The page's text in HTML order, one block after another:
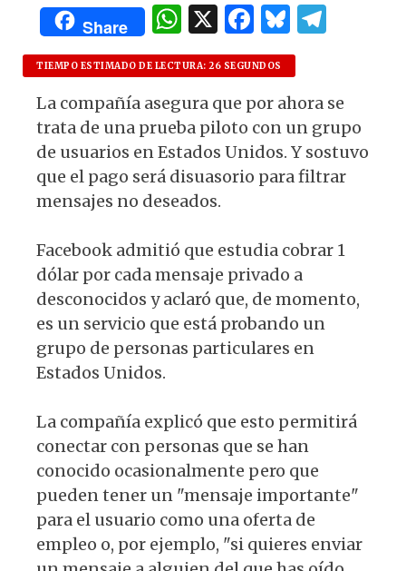
Share
W
h
at
s
A
p
p
X F
a
c
e
b
o
o
B
lu
es
k
y
g
ra
m
TIEMPO ESTIMADO DE LECTURA: 26 SEGUNDOS
La compañía asegura que por ahora se
trata de una prueba piloto con un grupo
de usuarios en Estados Unidos. Y sostuvo
que el pago será disuasorio para filtrar
mensajes no deseados.
Facebook admitió que estudia cobrar 1
dólar por cada mensaje privado a
desconocidos y aclaró que, de momento,
es un servicio que está probando un
grupo de personas particulares en
Estados Unidos.
La compañía explicó que esto permitirá
conectar con personas que se han
conocido ocasionalmente pero que
pueden tener un "mensaje importante"
para el usuario como una oferta de
empleo o, por ejemplo, "si quieres enviar